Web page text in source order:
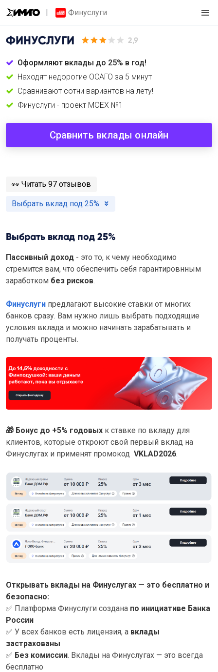
Финуслуги
ФИНУСЛУГИ 2,9
Оформляют вклады до 25% в год!
Находят недорогие ОСАГО за 5 минут
Сравнивают сотни вариантов на лету!
Финуслуги - проект MOEX №1
Сравнить вклады онлайн
️👀 Читать 97 отзывов
Выбрать вклад под 25%
Выбрать вклад под 25%
Пассивный доход - это то, к чему необходимо
стремится вам, что обеспечить себя гарантировнным
заработком без рисков.
Финуслуги предлагают высокие ставки от многих
банков сразу. Вам нужно лишь выбрать подходящие
условия вклада и можно начинать зарабатывать и
получать проценты.
🎁 Бонус до +5% годовых к ставке по вкладу для
клиентов, которые откроют свой первый вклад на
Финуслугах и применят промокод VKLAD2026.
Открывать вклады на Финуслугах — это бесплатно и
безопасно:
✅ Платформа Финуслуги создана по инициативе Банка
России
✅ У всех банков есть лицензия, а вклады
застрахованы
✅ Без комиссии. Вклады на Финуслугах — это всегда
бесплатно